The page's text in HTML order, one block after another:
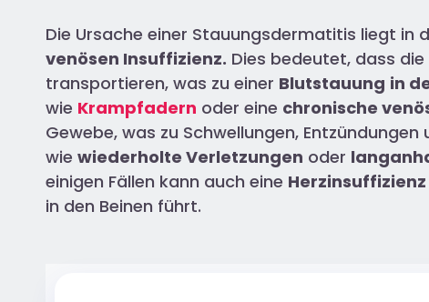
Die Ursache einer Stauungsdermatitis liegt in
venösen Insuffizienz. Dies bedeutet, dass
transportieren, was zu einer Blutstauung in
wie Krampfadern oder eine chronische
Gewebe, was zu Schwellungen,
wie wiederholte Verletzungen oder
einigen Fällen kann auch eine Herzinsuffizienz
in den Beinen führt.